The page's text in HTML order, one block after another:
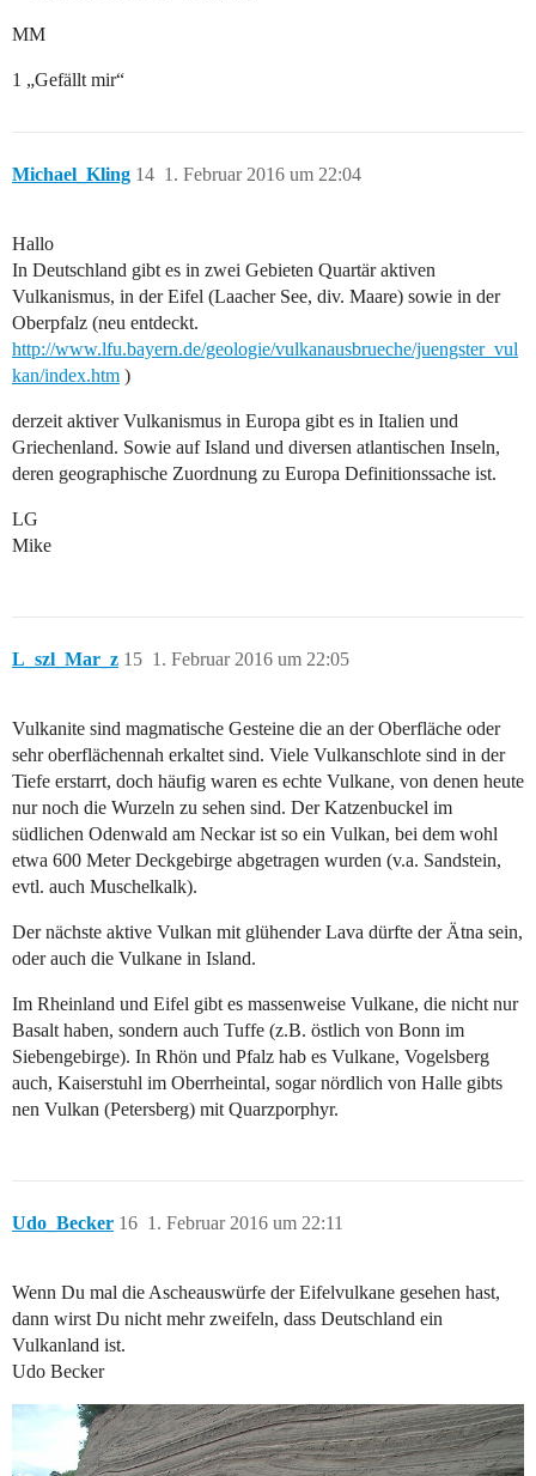
MM
1 „Gefällt mir“
Michael_Kling 1. Februar 2016 um 22:04
14
Hallo
In Deutschland gibt es in zwei Gebieten Quartär aktiven
Vulkanismus, in der Eifel (Laacher See, div. Maare) sowie in der
Oberpfalz (neu entdeckt.
http://www.lfu.bayern.de/geologie/vulkanausbrueche/juengster_vul
kan/index.htm )
derzeit aktiver Vulkanismus in Europa gibt es in Italien und
Griechenland. Sowie auf Island und diversen atlantischen Inseln,
deren geographische Zuordnung zu Europa Definitionssache ist.
LG
Mike
L_szl_Mar_z 1. Februar 2016 um 22:05
15
Vulkanite sind magmatische Gesteine die an der Oberfläche oder
sehr oberflächennah erkaltet sind. Viele Vulkanschlote sind in der
Tiefe erstarrt, doch häufig waren es echte Vulkane, von denen heute
nur noch die Wurzeln zu sehen sind. Der Katzenbuckel im
südlichen Odenwald am Neckar ist so ein Vulkan, bei dem wohl
etwa 600 Meter Deckgebirge abgetragen wurden (v.a. Sandstein,
evtl. auch Muschelkalk).
Der nächste aktive Vulkan mit glühender Lava dürfte der Ätna sein,
oder auch die Vulkane in Island.
Im Rheinland und Eifel gibt es massenweise Vulkane, die nicht nur
Basalt haben, sondern auch Tuffe (z.B. östlich von Bonn im
Siebengebirge). In Rhön und Pfalz hab es Vulkane, Vogelsberg
auch, Kaiserstuhl im Oberrheintal, sogar nördlich von Halle gibts
nen Vulkan (Petersberg) mit Quarzporphyr.
Udo_Becker 1. Februar 2016 um 22:11
16
Wenn Du mal die Ascheauswürfe der Eifelvulkane gesehen hast,
dann wirst Du nicht mehr zweifeln, dass Deutschland ein
Vulkanland ist.
Udo Becker